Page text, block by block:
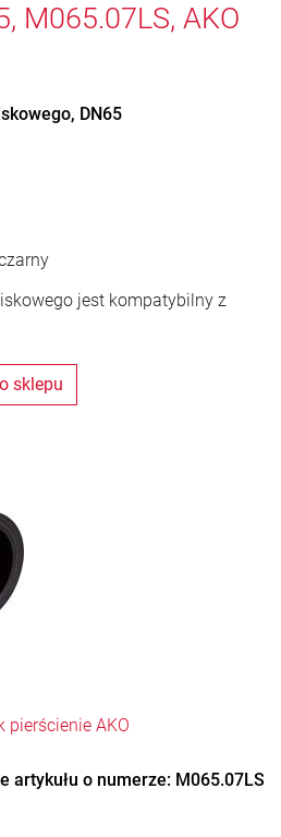
M065.07LS, AKO
DN65
jest kompatybilny z
sklepu
pierścienie AKO
artykułu o numerze: M065.07LS